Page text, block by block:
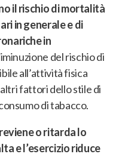
il rischio di mortalità
in generale e di
in
del rischio di
all’attività fisica
fattori dello stile di
di tabacco.
o ritarda lo
e l’esercizio riduce